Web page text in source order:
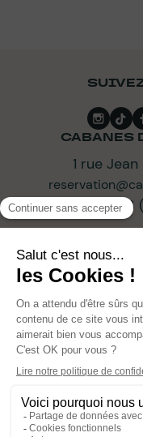
CABANES
1 rue
+33
ARTISANS
ABONNEZ-